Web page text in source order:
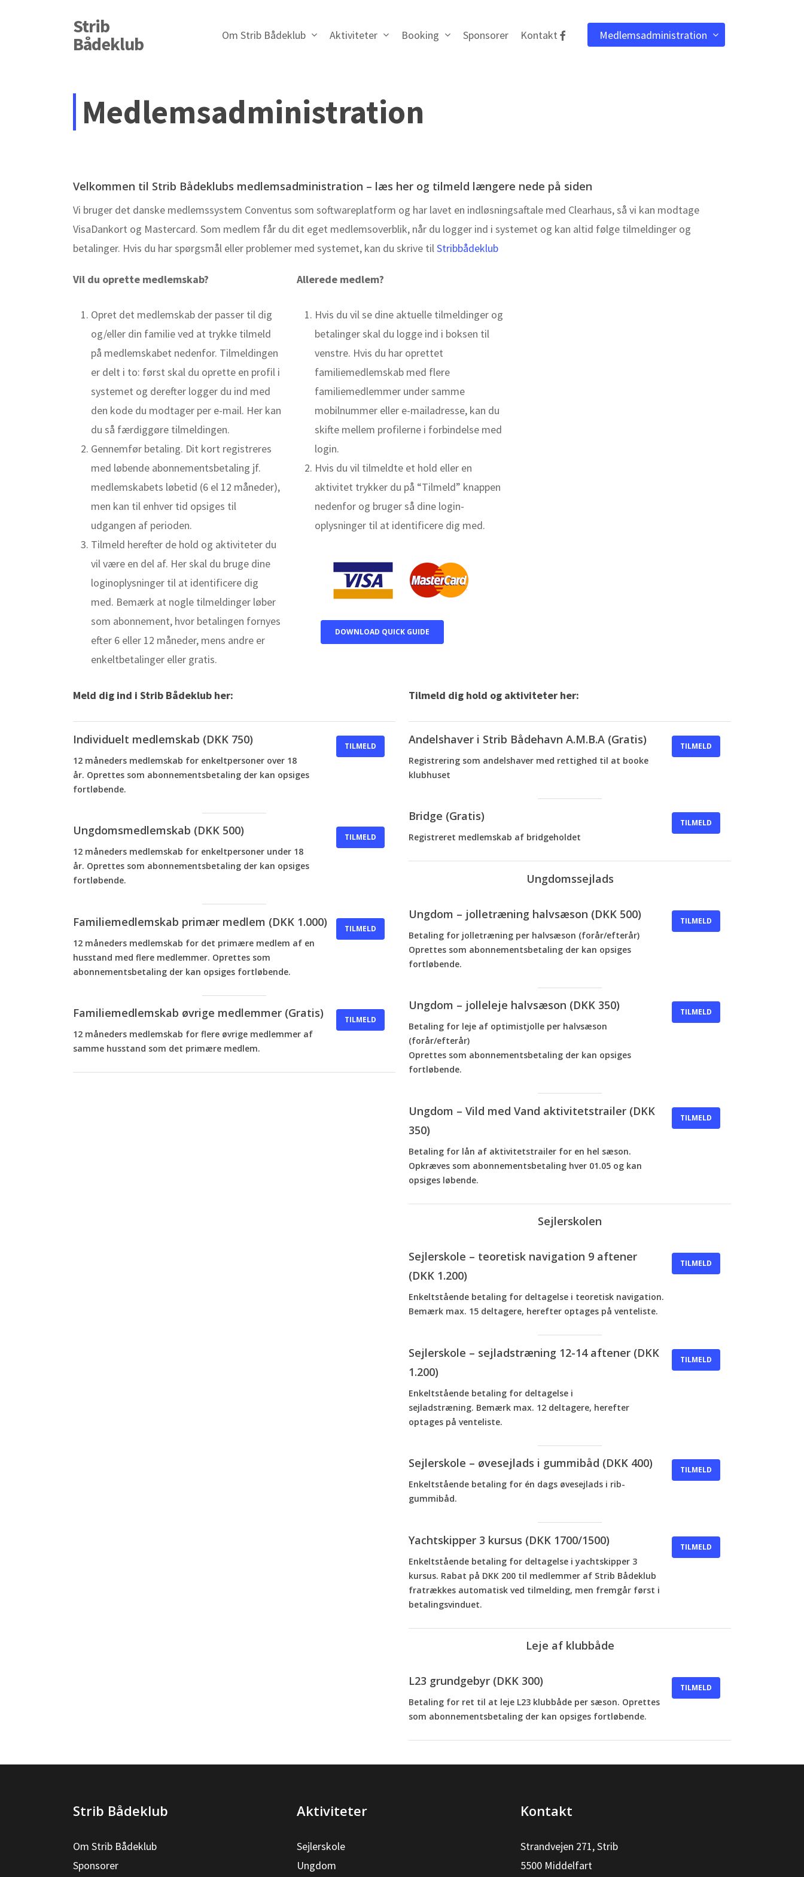
Strib
Bådeklub Om Strib Bådeklub Aktiviteter Booking Sponsorer Kontaktfacebook Medlemsadministration
Medlemsadministration
Velkommen til Strib Bådeklubs medlemsadministration – læs her og tilmeld længere nede på siden
Vi bruger det danske medlemssystem Conventus som softwareplatform og har lavet en indløsningsaftale med Clearhaus, så vi kan modtage
VisaDankort og Mastercard. Som medlem får du dit eget medlemsoverblik, når du logger ind i systemet og kan altid følge tilmeldinger og
betalinger. Hvis du har spørgsmål eller problemer med systemet, kan du skrive tilStribbådeklub
Vil du oprette medlemskab?
Opret det medlemskab der passer til dig
og/eller din familie ved at trykke tilmeld
på medlemskabet nedenfor. Tilmeldingen
er delt i to: først skal du oprette en profil i
systemet og derefter logger du ind med
den kode du modtager per e-mail. Her kan
du så færdiggøre tilmeldingen.
Gennemfør betaling. Dit kort registreres
med løbende abonnementsbetaling jf.
medlemskabets løbetid (6 el 12 måneder),
men kan til enhver tid opsiges til
udgangen af perioden.
Tilmeld herefter de hold og aktiviteter du
vil være en del af. Her skal du bruge dine
loginoplysninger til at identificere dig
med. Bemærk at nogle tilmeldinger løber
som abonnement, hvor betalingen fornyes
efter 6 eller 12 måneder, mens andre er
enkeltbetalinger eller gratis.
Allerede medlem?
Hvis du vil se dine aktuelle tilmeldinger og
betalinger skal du logge ind i boksen til
venstre. Hvis du har oprettet
familiemedlemskab med flere
familiemedlemmer under samme
mobilnummer eller e-mailadresse, kan du
skifte mellem profilerne i forbindelse med
login.
Hvis du vil tilmeldte et hold eller en
aktivitet trykker du på “Tilmeld” knappen
nedenfor og bruger så dine login-
oplysninger til at identificere dig med.
DOWNLOAD QUICK GUIDE
Meld dig ind i Strib Bådeklub her:
Individuelt medlemskab (DKK 750)
12 måneders medlemskab for enkeltpersoner over 18
år. Oprettes som abonnementsbetaling der kan opsiges
fortløbende.
TILMELD
Ungdomsmedlemskab (DKK 500)
12 måneders medlemskab for enkeltpersoner under 18
år. Oprettes som abonnementsbetaling der kan opsiges
fortløbende.
TILMELD
Familiemedlemskab primær medlem (DKK 1.000)
12 måneders medlemskab for det primære medlem af en
husstand med flere medlemmer. Oprettes som
abonnementsbetaling der kan opsiges fortløbende.
TILMELD
Familiemedlemskab øvrige medlemmer (Gratis)
12 måneders medlemskab for flere øvrige medlemmer af
samme husstand som det primære medlem.
TILMELD
Tilmeld dig hold og aktiviteter her:
Andelshaver i Strib Bådehavn A.M.B.A (Gratis)
Registrering som andelshaver med rettighed til at booke
klubhuset
TILMELD
Bridge (Gratis)
Registreret medlemskab af bridgeholdet
TILMELD
Ungdomssejlads
Ungdom – jolletræning halvsæson (DKK 500)
Betaling for jolletræning per halvsæson (forår/efterår)
Oprettes som abonnementsbetaling der kan opsiges
fortløbende.
TILMELD
Ungdom – jolleleje halvsæson (DKK 350)
Betaling for leje af optimistjolle per halvsæson
(forår/efterår)
Oprettes som abonnementsbetaling der kan opsiges
fortløbende.
TILMELD
Ungdom – Vild med Vand aktivitetstrailer (DKK
350)
Betaling for lån af aktivitetstrailer for en hel sæson.
Opkræves som abonnementsbetaling hver 01.05 og kan
opsiges løbende.
TILMELD
Sejlerskolen
Sejlerskole – teoretisk navigation 9 aftener
(DKK 1.200)
Enkeltstående betaling for deltagelse i teoretisk navigation.
Bemærk max. 15 deltagere, herefter optages på venteliste.
TILMELD
Sejlerskole – sejladstræning 12-14 aftener (DKK
1.200)
Enkeltstående betaling for deltagelse i
sejladstræning. Bemærk max. 12 deltagere, herefter
optages på venteliste.
TILMELD
Sejlerskole – øvesejlads i gummibåd (DKK 400)
Enkeltstående betaling for én dags øvesejlads i rib-
gummibåd.
TILMELD
Yachtskipper 3 kursus (DKK 1700/1500)
Enkeltstående betaling for deltagelse i yachtskipper 3
kursus. Rabat på DKK 200 til medlemmer af Strib Bådeklub
fratrækkes automatisk ved tilmelding, men fremgår først i
betalingsvinduet.
TILMELD
Leje af klubbåde
L23 grundgebyr (DKK 300)
Betaling for ret til at leje L23 klubbåde per sæson. Oprettes
som abonnementsbetaling der kan opsiges fortløbende.
TILMELD
Strib Bådeklub
Om Strib Bådeklub
Sponsorer
Aktiviteter
Sejlerskole
Ungdom
Kontakt
Strandvejen 271, Strib
5500 Middelfart